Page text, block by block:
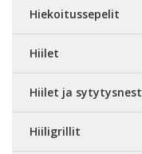
Hiekoitussepelit
Hiilet
Hiilet ja
Hiiligrillit